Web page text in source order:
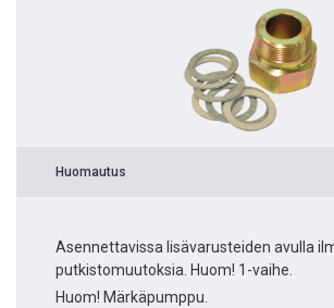
Huomautus
Asennettavissa lisävarusteiden avulla
putkistomuutoksia. Huom! 1-vaihe.
Huom! Märkäpumppu.